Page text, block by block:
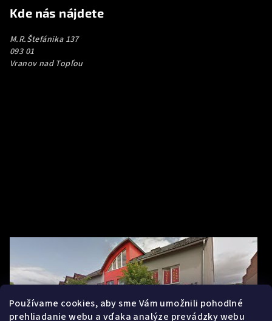
Používame cookies, aby sme Vám umožnili pohodlné
prehliadanie webu a vďaka analýze prevádzky webu
Kde nás nájdete
M.R.Štefánika 137
093 01
Vranov nad Topľou